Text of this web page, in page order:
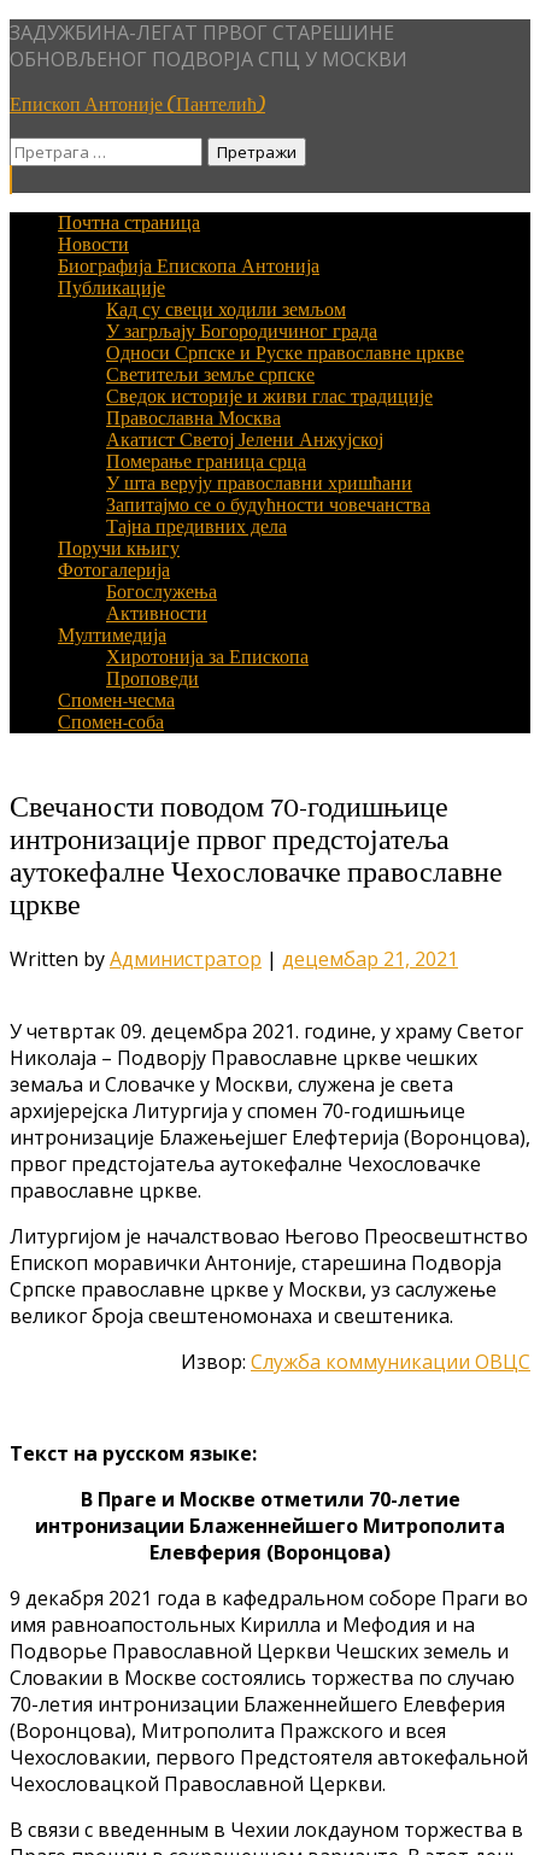
Skip
to
ЗАДУЖБИНА-ЛЕГАТ ПРВОГ СТАРЕШИНЕ
ОБНОВЉЕНОГ ПОДВОРЈА СПЦ У МОСКВИ
Епископ Антоније (Пантелић)
Претрага
Почтна страница
Новости
Биографија Епископа Антонија
Публикације
Кад су свеци ходили земљом
У загрљају Богородичиног града
Односи Српске и Руске православне цркве
Светитељи земље српске
Сведок историје и живи глас традиције
Православна Москва
Акатист Светој Јелени Анжујској
Померање граница срца
У шта верују православни хришћани
Запитајмо се о будућности човечанства
Тајна предивних дела
Поручи књигу
Фотогалерија
Богослужења
Активности
Мултимедија
Хиротонија за Епископа
Проповеди
Спомен-чесма
Спомен-соба
Свечаности поводом 70-годишњице
интронизације првог предстојатеља
аутокефалне Чехословачке православне
цркве
Written byАдминистратор | децембар 21, 2021
У четвртак 09. децембра 2021. године, у храму Светог
Николаја – Подворју Православне цркве чешких
земаља и Словачке у Москви, служена је света
архијерејска Литургија у спомен 70-годишњице
интронизације Блажењејшег Елефтерија (Воронцова),
првог предстојатеља аутокефалне Чехословачке
православне цркве.
Литургијом је началствовао Његово Преосвештнство
Епископ моравички Антоније, старешина Подворја
Српске православне цркве у Москви, уз саслужење
великог броја свештеномонаха и свештеника.
Извор: Служба коммуникации ОВЦС
Текст на русском языке:
В Праге и Москве отметили 70-летие
интронизации Блаженнейшего Митрополита
Елевферия (Воронцова)
9 декабря 2021 года в кафедральном соборе Праги во
имя равноапостольных Кирилла и Мефодия и на
Подворье Православной Церкви Чешских земель и
Словакии в Москве состоялись торжества по случаю
70-летия интронизации Блаженнейшего Елевферия
(Воронцова), Митрополита Пражского и всея
Чехословакии, первого Предстоятеля автокефальной
Чехословацкой Православной Церкви.
В связи с введенным в Чехии локдауном торжества в